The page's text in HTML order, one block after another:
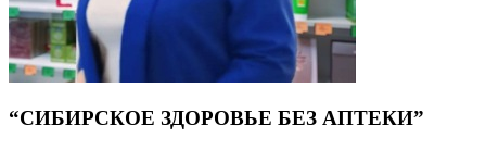
“СИБИРСКОЕ ЗДОРОВЬЕ БЕЗ АПТЕКИ”